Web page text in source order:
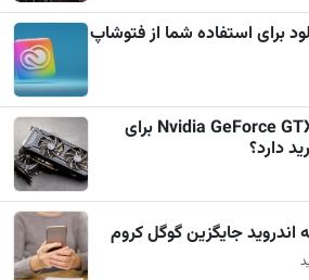
برای استفاده شما از فتوشاپ
چرا کارت گرافیک Nvidia GeForce GTX 1060 برای